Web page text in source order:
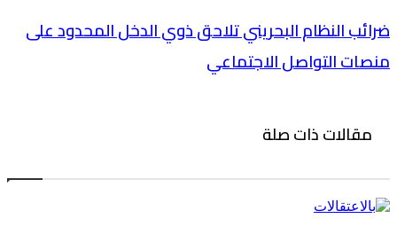
ضرائب النظام البحريني تلاحق ذوي الدخل المحدود على
منصات التواصل الاجتماعي
مقالات ذات صلة